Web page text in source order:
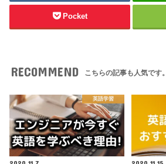
Pocket
RECOMMEND こちらの記事も人気です。
英語学習